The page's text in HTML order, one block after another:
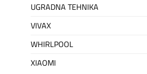
UGRADNA TEHNIKA
VIVAX
WHIRLPOOL
XIAOMI